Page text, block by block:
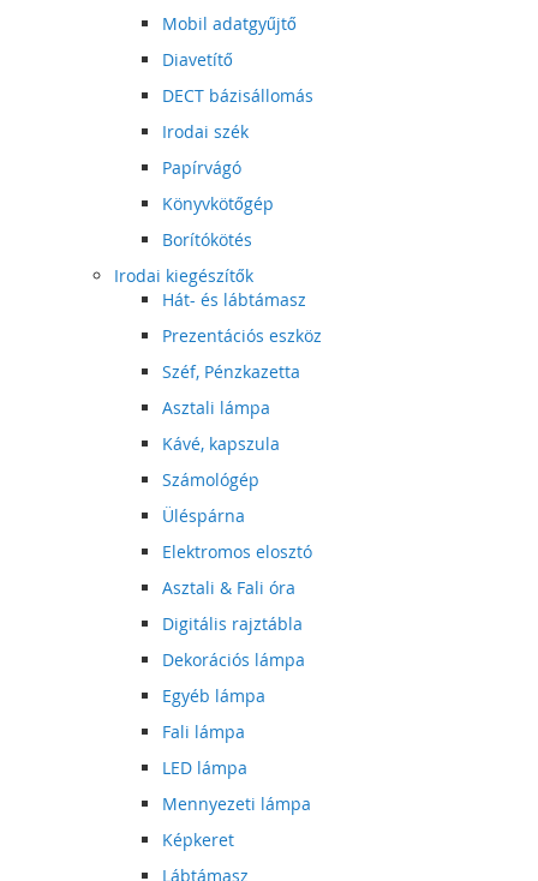
Mobil adatgyűjtő
Diavetítő
DECT bázisállomás
Irodai szék
Papírvágó
Könyvkötőgép
Borítókötés
Irodai kiegészítők
Hát- és lábtámasz
Prezentációs eszköz
Széf, Pénzkazetta
Asztali lámpa
Kávé, kapszula
Számológép
Üléspárna
Elektromos elosztó
Asztali & Fali óra
Digitális rajztábla
Dekorációs lámpa
Egyéb lámpa
Fali lámpa
LED lámpa
Mennyezeti lámpa
Képkeret
Lábtámasz